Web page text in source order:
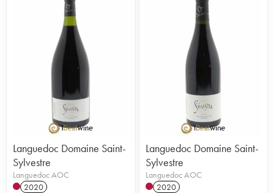
Languedoc Domaine Saint-
Sylvestre
Languedoc AOC
2020
Languedoc Domaine Saint-
Sylvestre
Languedoc AOC
2020